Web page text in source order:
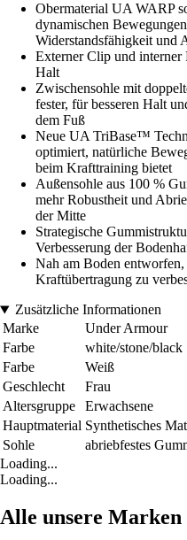
Obermaterial UA WARP
dynamischen
Widerstandsfähigkeit und
Externer Clip und interner
Halt
Zwischensohle mit
fester, für besseren Halt
dem Fuß
Neue UA TriBase™
optimiert, natürliche
beim Krafttraining bietet
Außensohle aus 100 %
mehr Robustheit und
der Mitte
Strategische
Verbesserung der
Nah am Boden
Kraftübertragung zu
Zusätzliche Informationen
Marke
Under Armour
Farbe
white/stone/black
Farbe
Weiß
Geschlecht
Frau
Altersgruppe
Erwachsene
Hauptmaterial Synthetisches
Sohle
abriebfestes
Loading...
Loading...
Alle unsere Marken